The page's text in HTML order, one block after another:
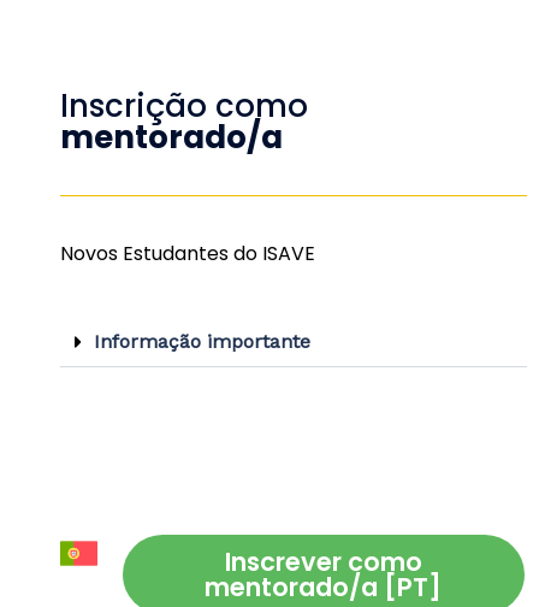
Inscrição como
mentorado/a
Novos Estudantes do ISAVE
Informação importante
Inscrever como
mentorado/a [PT]